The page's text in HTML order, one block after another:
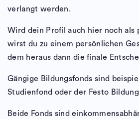
verlangt werden.
Wird dein Profil auch hier noch als
wirst du zu einem persönlichen
dem heraus dann die finale
Gängige Bildungsfonds sind
Studienfond oder der Festo
Beide Fonds sind